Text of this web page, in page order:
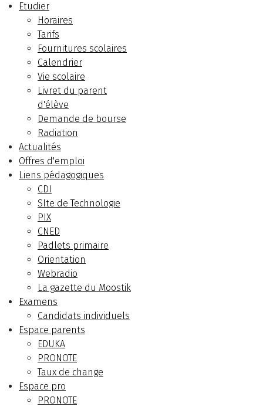
Etudier
Horaires
Tarifs
Fournitures scolaires
Calendrier
Vie scolaire
Livret du parent
d'élève
Demande de bourse
Radiation
Actualités
Offres d'emploi
Liens pédagogiques
CDI
SIte de Technologie
PIX
CNED
Padlets primaire
Orientation
Webradio
La gazette du Moostik
Examens
Candidats individuels
Espace parents
EDUKA
PRONOTE
Taux de change
Espace pro
PRONOTE